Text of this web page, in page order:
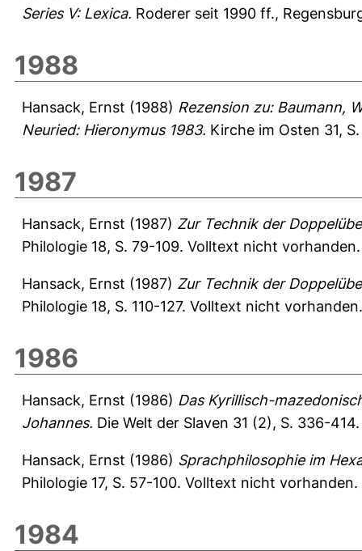
Series V: Lexica. Roderer seit 1990 ff.,
1988
Hansack, Ernst (1988) Rezension zu: Baumann,
Neuried: Hieronymus 1983. Kirche im Osten 31,
1987
Hansack, Ernst (1987) Zur Technik der
Philologie 18, S. 79-109. Volltext nicht vorhanden.
Hansack, Ernst (1987) Zur Technik der
Philologie 18, S. 110-127. Volltext nicht vorhanden.
1986
Hansack, Ernst (1986) Das Kyrillisch-
Johannes. Die Welt der Slaven 31 (2), S. 336-
Hansack, Ernst (1986) Sprachphilosophie im
Philologie 17, S. 57-100. Volltext nicht vorhanden.
1984